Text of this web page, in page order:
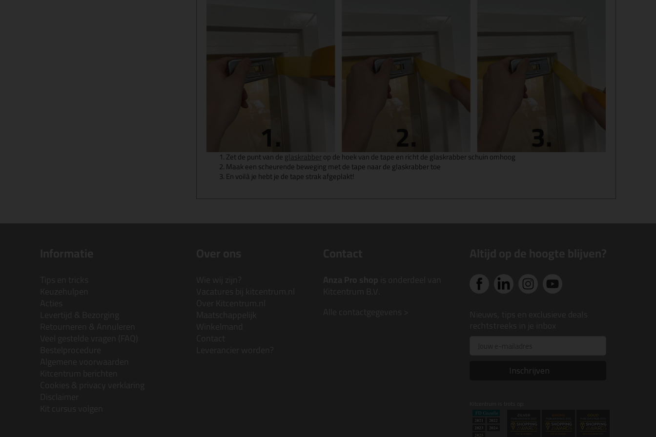
Zet de punt van deglaskrabberop de hoek van de tape en richt de glaskrabber schuin omhoog
Maak een scheurende beweging met de tape naar de glaskrabber toe
En voilà je hebt je de tape strak afgeplakt!
Inschrijven